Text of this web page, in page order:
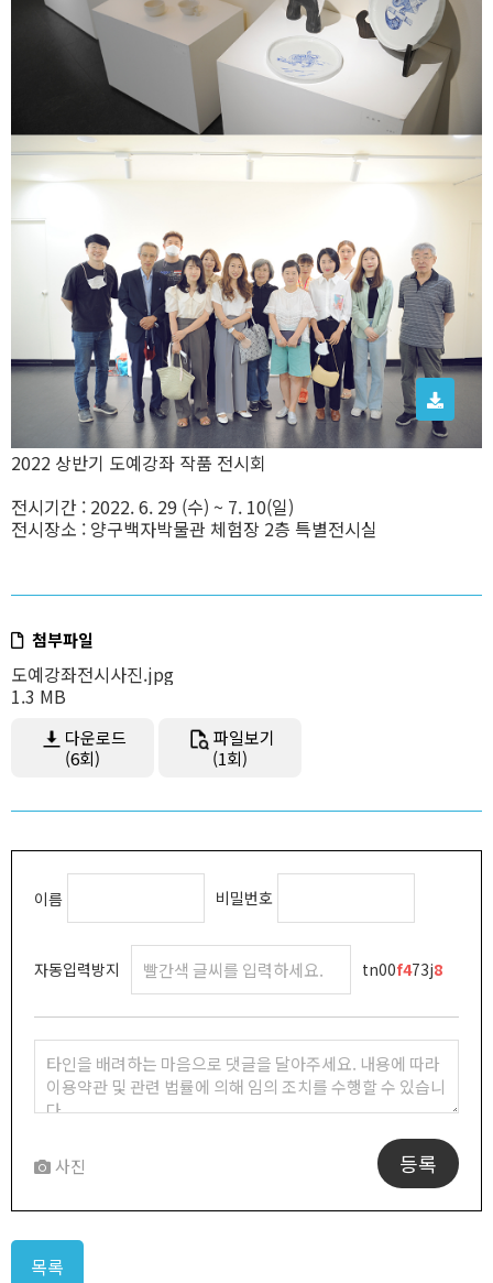
2022 상반기 도예강좌 작품 전시회
전시기간 : 2022. 6. 29 (수) ~ 7. 10(일)
전시장소 : 양구백자박물관 체험장 2층 특별전시실
첨부파일
도예강좌전시사진.jpg
1.3 MB
다운로드
(6회)
파일보기
(1회)
이름 비밀번호
자동입력방지 tn00f473j8
사진 등록
목록